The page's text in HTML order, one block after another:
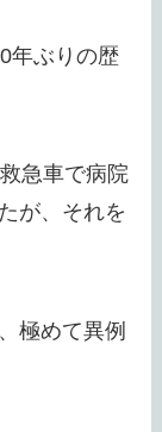
年ぶりの歴
急車で病院
が、それを
極めて異例